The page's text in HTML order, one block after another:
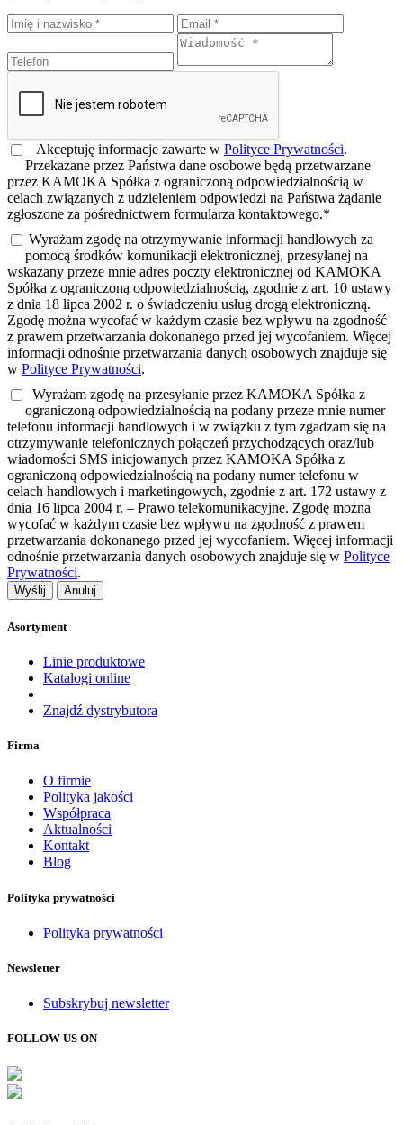
Akceptuję informacje zawarte w Polityce Prywatności.
Przekazane przez Państwa dane osobowe będą przetwarzane
przez KAMOKA Spółka z ograniczoną odpowiedzialnością w
celach związanych z udzieleniem odpowiedzi na Państwa żądanie
zgłoszone za pośrednictwem formularza kontaktowego.*
Wyrażam zgodę na otrzymywanie informacji handlowych za
pomocą środków komunikacji elektronicznej, przesyłanej na
wskazany przeze mnie adres poczty elektronicznej od KAMOKA
Spółka z ograniczoną odpowiedzialnością, zgodnie z art. 10 ustawy
z dnia 18 lipca 2002 r. o świadczeniu usług drogą elektroniczną.
Zgodę można wycofać w każdym czasie bez wpływu na zgodność
z prawem przetwarzania dokonanego przed jej wycofaniem. Więcej
informacji odnośnie przetwarzania danych osobowych znajduje się
w Polityce Prywatności.
Wyrażam zgodę na przesyłanie przez KAMOKA Spółka z
ograniczoną odpowiedzialnością na podany przeze mnie numer
telefonu informacji handlowych i w związku z tym zgadzam się na
otrzymywanie telefonicznych połączeń przychodzących oraz/lub
wiadomości SMS inicjowanych przez KAMOKA Spółka z
ograniczoną odpowiedzialnością na podany numer telefonu w
celach handlowych i marketingowych, zgodnie z art. 172 ustawy z
dnia 16 lipca 2004 r. – Prawo telekomunikacyjne. Zgodę można
wycofać w każdym czasie bez wpływu na zgodność z prawem
przetwarzania dokonanego przed jej wycofaniem. Więcej informacji
odnośnie przetwarzania danych osobowych znajduje się w Polityce
Prywatności.
Wyślij Anuluj
Asortyment
Linie produktowe
Katalogi online
Znajdź dystrybutora
Firma
O firmie
Polityka jakości
Współpraca
Aktualności
Kontakt
Blog
Polityka prywatności
Polityka prywatności
Newsletter
Subskrybuj newsletter
FOLLOW US ON